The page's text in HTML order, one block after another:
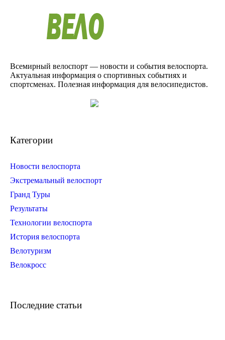
Всемирный велоспорт — новости и события велоспорта.
Актуальная информация о спортивных событиях и
спортсменах. Полезная информация для велосипедистов.
Категории
Новости велоспорта
Экстремальный велоспорт
Гранд Туры
Результаты
Технологии велоспорта
История велоспорта
Велотуризм
Велокросс
Последние статьи